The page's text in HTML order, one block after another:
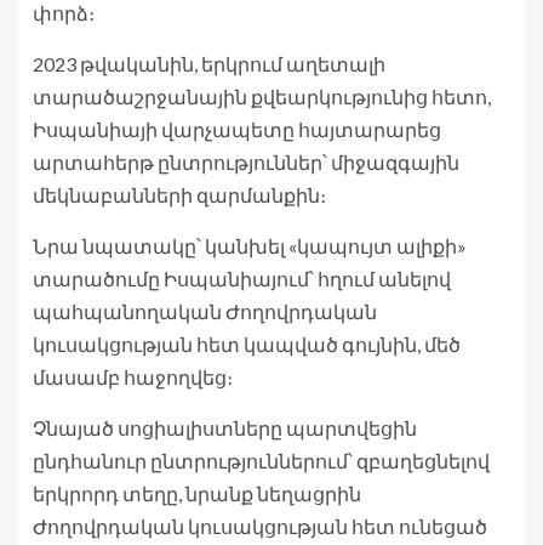
փորձ։
2023 թվականին, երկրում աղետալի
տարածաշրջանային քվեարկությունից հետո,
Իսպանիայի վարչապետը հայտարարեց
արտահերթ ընտրություններ՝ միջազգային
մեկնաբանների զարմանքին։
Նրա նպատակը՝ կանխել «կապույտ ալիքի»
տարածումը Իսպանիայում՝ հղում անելով
պահպանողական Ժողովրդական
կուսակցության հետ կապված գույնին, մեծ
մասամբ հաջողվեց։
Չնայած սոցիալիստները պարտվեցին
ընդհանուր ընտրություններում՝ զբաղեցնելով
երկրորդ տեղը, նրանք նեղացրին
Ժողովրդական կուսակցության հետ ունեցած